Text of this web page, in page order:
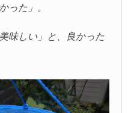
った」。
味しい」と、良かった